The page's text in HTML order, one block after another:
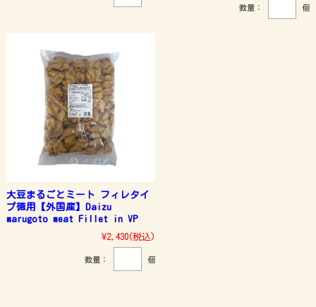
数量： 個
大豆まるごとミート フィレタイ
プ徳用【外国産】Daizu
marugoto meat Fillet in VP
¥2,430(税込)
数量： 個